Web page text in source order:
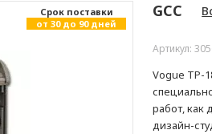
Cрок поставки
от 30 до 90 дней
GCC
Артикул:
Vogue TP-
работ, как
дизайн-